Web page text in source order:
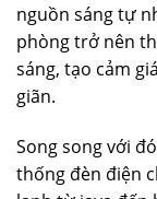
nguồn sáng tự
phòng trở nên
sáng, tạo cảm
giãn.
Song song với
thống đèn điện